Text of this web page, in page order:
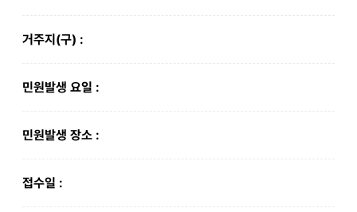
거주지(구) :
민원발생 요일 :
민원발생 장소 :
접수일 :